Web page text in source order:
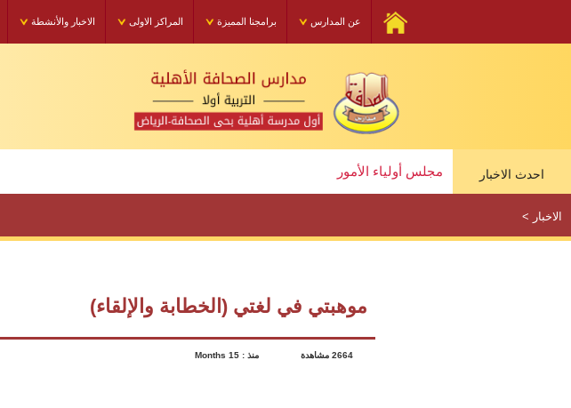
عن المدارس برامجنا المميزة المراكز الاولى الاخبار والأنشطة
احدث الاخبار
مجلس أولياء الأمور
دورة الإسعافات الاولية
الاخبار >
موهبتي في لغتي (الخطابة والإلقاء)
2664 مشاهدة منذ : 15 Months